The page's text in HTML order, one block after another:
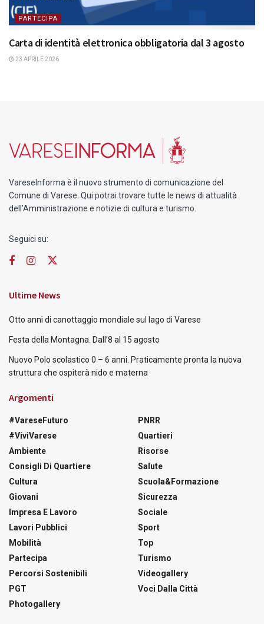
PARTECIPA
Carta di identità elettronica obbligatoria dal 3 agosto
23 APRILE 2026
VareseInforma è il nuovo strumento di comunicazione del
Comune di Varese. Qui potrai trovare tutte le news di attualità
dell'Amministrazione e notizie di cultura e turismo.
Seguici su:
Ultime News
Otto anni di canottaggio mondiale sul lago di Varese
Festa della Montagna. Dall’8 al 15 agosto
Nuovo Polo scolastico 0 – 6 anni. Praticamente pronta la nuova
struttura che ospiterà nido e materna
Argomenti
#VareseFuturo
#ViviVarese
Ambiente
Consigli Di Quartiere
Cultura
Giovani
Impresa E Lavoro
Lavori Pubblici
Mobilità
Partecipa
Percorsi Sostenibili
PGT
Photogallery
PNRR
Quartieri
Risorse
Salute
Scuola&Formazione
Sicurezza
Sociale
Sport
Top
Turismo
Videogallery
Voci Dalla Città